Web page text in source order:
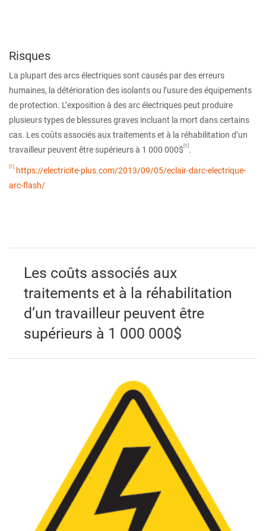
Risques
La plupart des arcs électriques sont causés par des erreurs
humaines, la détérioration des isolants ou l’usure des équipements
de protection. L’exposition à des arc électriques peut produire
plusieurs types de blessures graves incluant la mort dans certains
cas. Les coûts associés aux traitements et à la réhabilitation d’un
travailleur peuvent être supérieurs à 1 000 000$ [1] .
[1]
https://electricite-plus.com/2013/09/05/eclair-darc-electrique-
arc-flash/
Les coûts associés aux
traitements et à la réhabilitation
d’un travailleur peuvent être
supérieurs à 1 000 000$